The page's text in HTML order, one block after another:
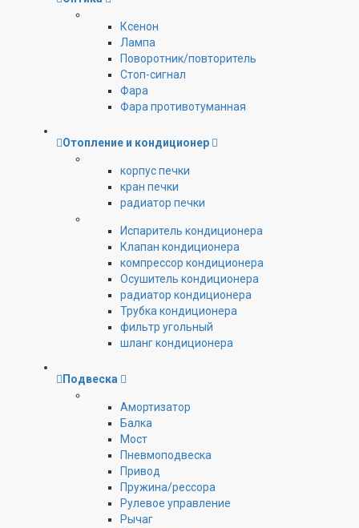
Ксенон
Лампа
Поворотник/повторитель
Стоп-сигнал
Фара
Фара противотуманная
Отопление и кондиционер
корпус печки
кран печки
радиатор печки
Испаритель кондиционера
Клапан кондиционера
компрессор кондиционера
Осушитель кондиционера
радиатор кондиционера
Трубка кондиционера
фильтр угольный
шланг кондиционера
Подвеска
Амортизатор
Балка
Мост
Пневмоподвеска
Привод
Пружина/рессора
Рулевое управление
Рычаг